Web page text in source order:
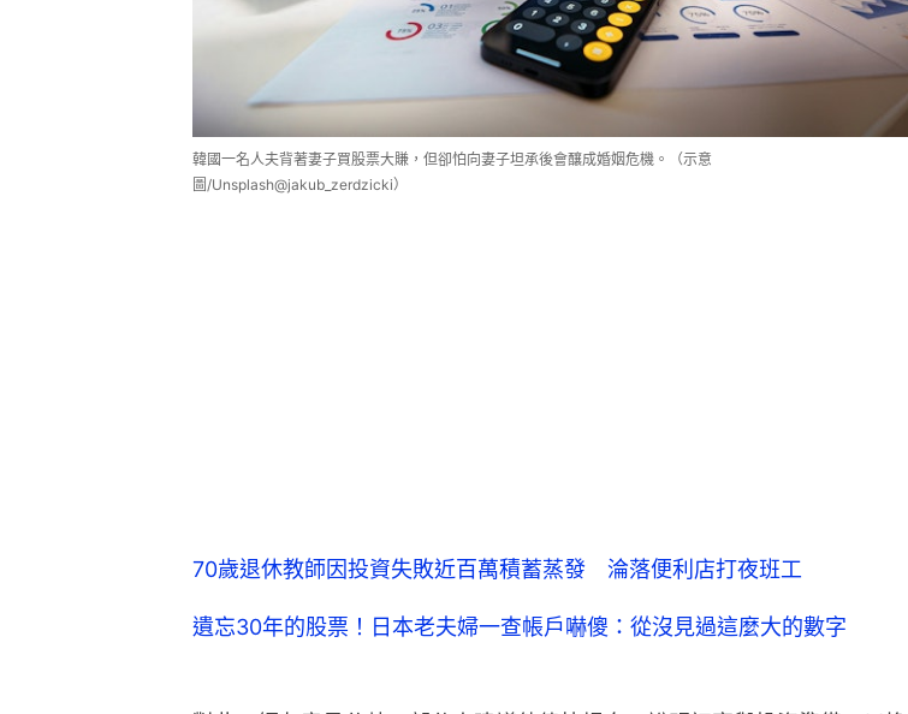
韓國一名人夫背著妻子買股票大賺，但卻怕向妻子坦承後會釀成婚姻危機。（示意
圖/Unsplash@jakub_zerdzicki）
70歲退休教師因投資失敗近百萬積蓄蒸發 淪落便利店打夜班工
遺忘30年的股票！日本老夫婦一查帳戶嚇傻：從沒見過這麼大的數字